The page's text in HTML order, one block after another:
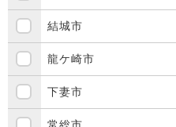
結城市
龍ケ崎市
下妻市
常総市